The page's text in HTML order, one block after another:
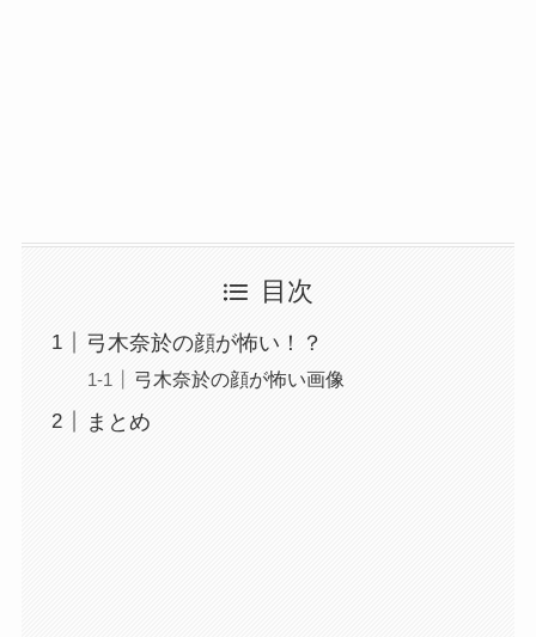
目次
弓木奈於の顔が怖い！？
弓木奈於の顔が怖い画像
まとめ